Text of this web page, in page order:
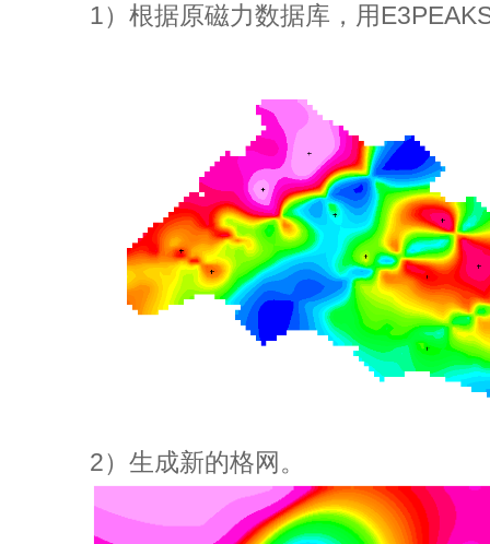
1）根据原磁力数据库， 用
2）生成新的格网。